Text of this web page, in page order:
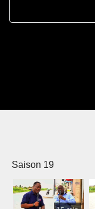
Saison 19